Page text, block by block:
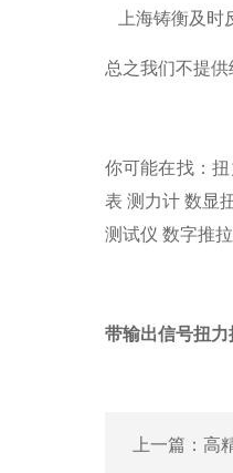
上海铸衡及时
总之我们不提
你可能在找：
表 测力计 数显
测试仪 数字推
带输出信号扭
上一篇： 高